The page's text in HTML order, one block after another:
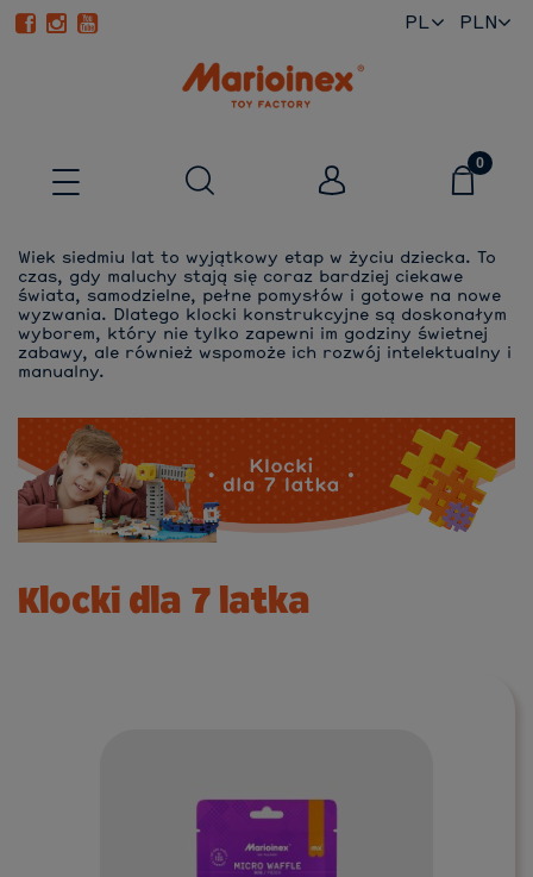
PL
Wiek siedmiu lat to wyjątkowy etap w życiu dziecka. To
czas, gdy maluchy stają się coraz bardziej ciekawe
świata, samodzielne, pełne pomysłów i gotowe na nowe
wyzwania. Dlatego klocki konstrukcyjne są doskonałym
wyborem, który nie tylko zapewni im godziny świetnej
zabawy, ale również wspomoże ich rozwój intelektualny i
manualny.
Klocki dla 7 latka